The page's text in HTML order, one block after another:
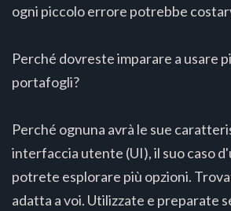
ogni piccolo errore potrebbe
Perché dovreste imparare a usare
portafogli?
Perché ognuna avrà le sue
interfaccia utente (UI), il suo caso
potrete esplorare più opzioni.
adatta a voi. Utilizzate e preparate